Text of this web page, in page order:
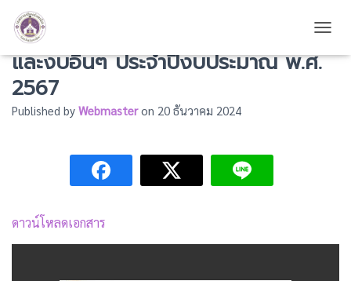
รายงานการจัดทำงบแสดงฐานะการเงิน
และงบอื่นๆ ประจำปีงบประมาณ พ.ศ.
2567
Published by Webmasteron 20 ธันวาคม 2024
ดาวน์โหลดเอกสาร